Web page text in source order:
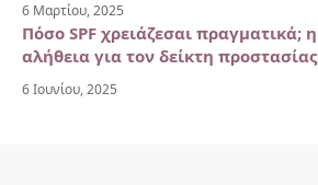
6 Μαρτίου, 2025
Πόσο SPF χρειάζεσαι πραγματικά; η
αλήθεια για τον δείκτη προστασίας
6 Ιουνίου, 2025